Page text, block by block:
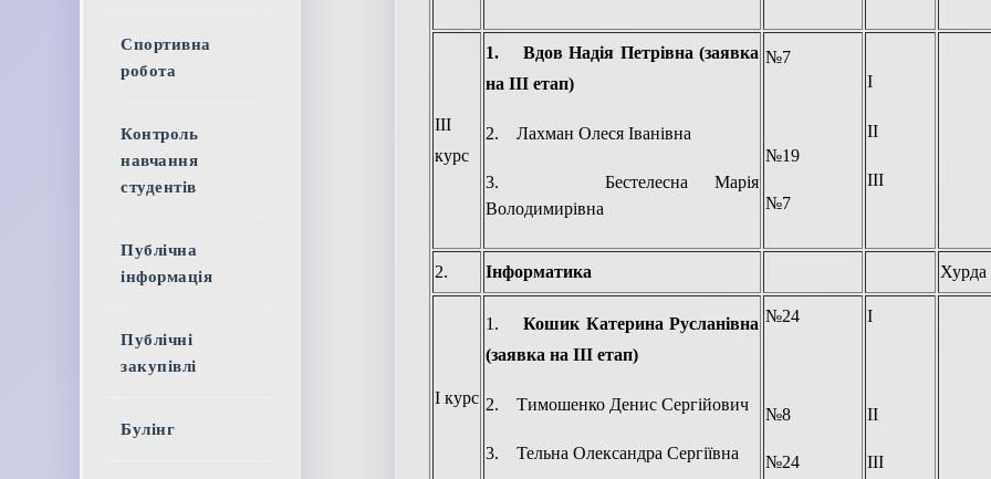
ІІІ
курс
1. Вдов Надія Петрівна(заявка
на ІІІ етап)
2. Лахман Олеся Іванівна
3. Бестелесна Марія
Володимирівна
№7
№19
№7
І
ІІ
ІІІ
2. Інформатика
І курс
1. Кошик Катерина Русланівна
(заявка на ІІІ етап)
2. Тимошенко Денис Сергійович
3. Тельна Олександра Сергіївна
№24
№8
№24
І
ІІ
ІІІ
Спортивна
робота
Контроль
навчання
студентів
Публічна
інформація
Публічні
закупівлі
Булінг